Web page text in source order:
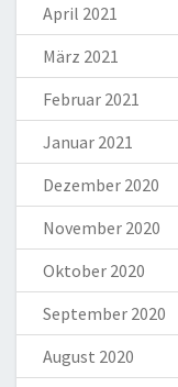
April 2021
März 2021
Februar 2021
Januar 2021
Dezember 2020
November 2020
Oktober 2020
September 2020
August 2020